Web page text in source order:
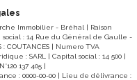
estimé des dépenses
standard : entre 624€ et
compris). "Les
ce bien est exposé
Géorisques :
Immobilier - Bréhal | Raison
social : 14 Rue du Général de Gaulle -
: COUTANCES | Numero TVA
: SARL | Capital social : 14 500 |
137 405 |
: 0000-00-00 | Lieu de délivrance :